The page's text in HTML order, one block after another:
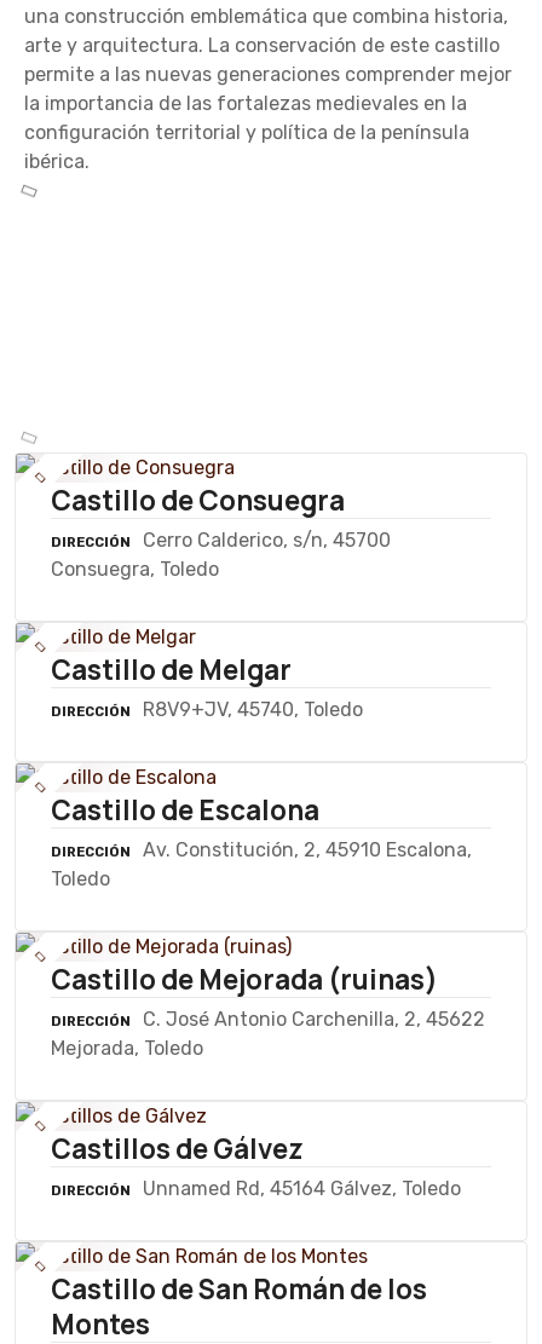
una construcción emblemática que combina historia,
arte y arquitectura. La conservación de este castillo
permite a las nuevas generaciones comprender mejor
la importancia de las fortalezas medievales en la
configuración territorial y política de la península
ibérica.
Castillo de Consuegra
DIRECCIÓN
Cerro Calderico, s/n, 45700
Consuegra, Toledo
Castillo de Melgar
DIRECCIÓN R8V9+JV, 45740, Toledo
Castillo de Escalona
DIRECCIÓN
Av. Constitución, 2, 45910 Escalona,
Toledo
Castillo de Mejorada (ruinas)
DIRECCIÓN
C. José Antonio Carchenilla, 2, 45622
Mejorada, Toledo
Castillos de Gálvez
DIRECCIÓN Unnamed Rd, 45164 Gálvez, Toledo
Castillo de San Román de los
Montes